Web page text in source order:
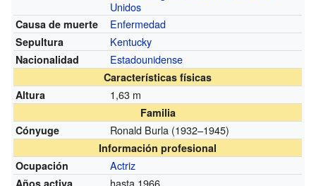
Unidos
Causa de muerte Enfermedad
Sepultura Kentucky
Nacionalidad Estadounidense
Características físicas
Altura
1,63 m
Familia
Cónyuge
Ronald Burla (1932–1945)
Información profesional
Ocupación
Actriz
Años activa hasta 1966